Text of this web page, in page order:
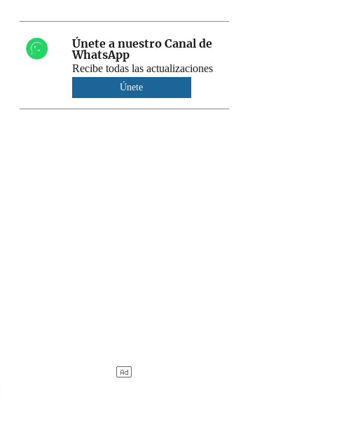
Únete a nuestro Canal de
WhatsApp
Recibe todas las actualizaciones
Únete